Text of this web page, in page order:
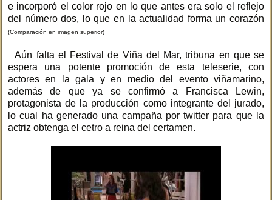
e incorporó el color rojo en lo que antes era solo el reflejo
del número dos, lo que en la actualidad forma un corazón
(Comparación en imagen superior)
Aún falta el Festival de Viña del Mar, tribuna en que se
espera una potente promoción de esta teleserie, con
actores en la gala y en medio del evento viñamarino,
además de que ya se confirmó a Francisca Lewin,
protagonista de la producción como integrante del jurado,
lo cual ha generado una campaña por twitter para que la
actriz obtenga el cetro a reina del certamen.